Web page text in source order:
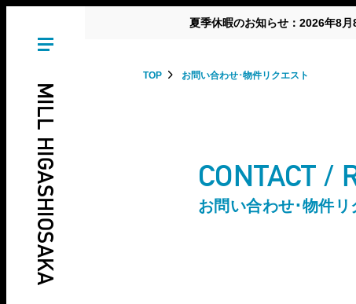
夏季休暇のお知らせ：2026年8
MILL HIGASHIOSAKA
TOP お問い合わせ･物件リクエスト
CONTACT /
お問い合わせ･物件リ